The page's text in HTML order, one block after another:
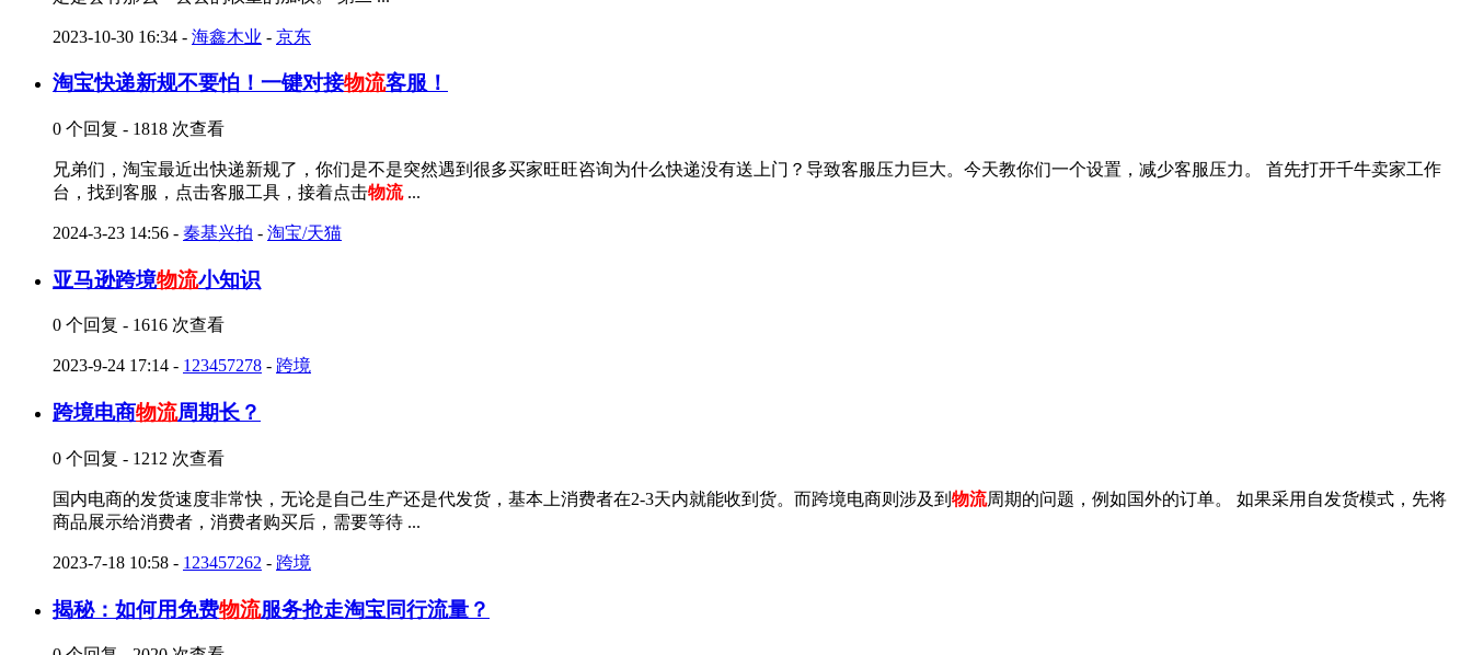
2023-10-30 16:34 - 海鑫木业 - 京东
淘宝快递新规不要怕！一键对接物流客服！
0 个回复 - 1818 次查看
兄弟们，淘宝最近出快递新规了，你们是不是突然遇到很多买家旺旺咨询为什么快递没有送上门？导致客服压力巨大。今天教你们一个设置，减少客服压力。 首先打开千牛卖家工作
台，找到客服，点击客服工具，接着点击物流...
2024-3-23 14:56 - 秦基兴拍 - 淘宝/天猫
亚马逊跨境物流小知识
0 个回复 - 1616 次查看
2023-9-24 17:14 - 123457278 - 跨境
跨境电商物流周期长？
0 个回复 - 1212 次查看
国内电商的发货速度非常快，无论是自己生产还是代发货，基本上消费者在2-3天内就能收到货。而跨境电商则涉及到 物流周期的问题，例如国外的订单。 如果采用自发货模式，先将
商品展示给消费者，消费者购买后，需要等待 ...
2023-7-18 10:58 - 123457262 - 跨境
揭秘：如何用免费物流服务抢走淘宝同行流量？